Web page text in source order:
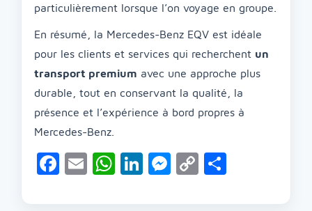
particulièrement lorsque l’on voyage en groupe.
En résumé, la Mercedes-Benz EQV est idéale
pour les clients et services qui recherchent un
transport premium avec une approche plus
durable, tout en conservant la qualité, la
présence et l’expérience à bord propres à
Mercedes-Benz.
Facebook
EmailWhatsApp
LinkedIn
Messenger
Copy